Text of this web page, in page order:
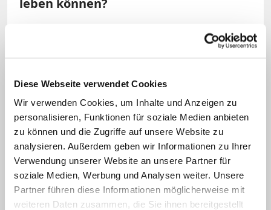
Diese Webseite verwendet Cookies
Wir verwenden Cookies, um Inhalte und Anzeigen zu
personalisieren, Funktionen für soziale Medien anbieten
zu können und die Zugriffe auf unsere Website zu
analysieren. Außerdem geben wir Informationen zu Ihrer
Verwendung unserer Website an unsere Partner für
soziale Medien, Werbung und Analysen weiter. Unsere
Partner führen diese Informationen möglicherweise mit
weiteren Daten zusammen, die Sie ihnen bereitgestellt
Die Hoffnung habe ich, aber da
muss dran gearbeitet werden und die
auf den Tisch zu legen. Die Diözesen
müssen untereinander verbindlich
erklären, welche Aufgaben und
Akzentsetzungen wichtig sind. Es kann
nicht sein, dass ein Bistum große
Summen an Geld ausgibt und am Ende
einen Solidarausgleich haben will. Die